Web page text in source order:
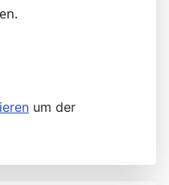
um der